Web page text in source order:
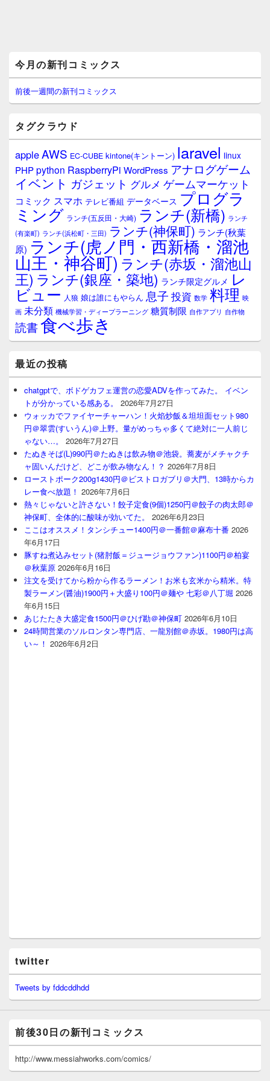
イ
ン
サ
イ
ウ
ィ
ジ
ェ
ア
今月の新刊コミックス
前後一週間の新刊コミックス
タグクラウド
appleAWS EC-CUBE kintone(キントーン) laravel linux
PHPpython RaspberryPi WordPress アナログゲーム
イベント ガジェット グルメ ゲームマーケット
コミック スマホ テレビ番組 データベース プログラ
ミング ランチ(五反田・大崎) ランチ(新橋) ランチ
(有楽町) ランチ(浜松町・三田) ランチ(神保町) ランチ(秋葉
原) ランチ(虎ノ門・西新橋・溜池
山王・神谷町) ランチ(赤坂・溜池山
王) ランチ(銀座・築地) ランチ限定グルメ レ
ビュー 人狼 娘は誰にもやらん 息子 投資 数学 料理 映
画 未分類 機械学習・ディープラーニング 糖質制限 自作アプリ 自作物
読書食べ歩き
最近の投稿
chatgptで、ボドゲカフェ運営の恋愛ADVを作ってみた。 イベン
トが分かっている感ある。
2026年7月27日
ウォッカでファイヤーチャーハン！火焰炒飯＆坦坦面セット980
円＠翠雲(すいうん)＠上野。量がめっちゃ多くて絶対に一人前じ
ゃない…。
2026年7月27日
たぬきそば(L)990円＠たぬきは飲み物＠池袋。蕎麦がメチャクチ
ャ固いんだけど、どこが飲み物なん！？ 2026年7月8日
ローストポーク200g1430円＠ビストロガブリ＠大門、13時からカ
レー食べ放題！ 2026年7月6日
熱々じゃないと許さない！餃子定食(9個)1250円＠餃子の肉太郎＠
神保町、全体的に酸味が効いてた。
2026年6月23日
ここはオススメ！タンシチュー1400円＠一番館＠麻布十番 2026
年6月17日
豚すね煮込みセット(猪肘飯＝ジュージョウファン)1100円＠柏宴
＠秋葉原 2026年6月16日
注文を受けてから粉から作るラーメン！お米も玄米から精米。特
製ラーメン(醤油)1900円＋大盛り100円＠麺や 七彩＠八丁堀 2026
年6月15日
あじたたき大盛定食1500円＠ひげ勘＠神保町 2026年6月10日
24時間営業のソルロンタン専門店、一龍別館＠赤坂。1980円は高
い～！ 2026年6月2日
twitter
Tweets by fddcddhdd
前後30日の新刊コミックス
http://www.messiahworks.com/comics/